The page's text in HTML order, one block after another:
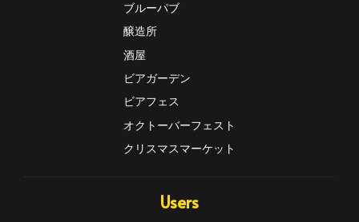
ブルーパブ
醸造所
酒屋
ビアガーデン
ビアフェス
オクトーバーフェスト
クリスマスマーケット
Users